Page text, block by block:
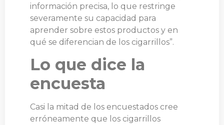
información precisa, lo que restringe
severamente su capacidad para
aprender sobre estos productos y en
qué se diferencian de los cigarrillos”.
Lo que dice la
encuesta
Casi la mitad de los encuestados cree
erróneamente que los cigarrillos